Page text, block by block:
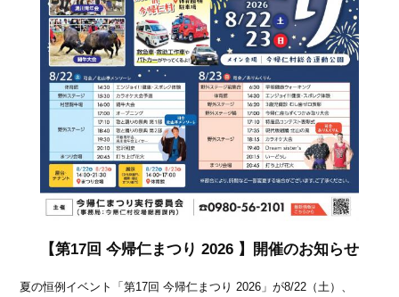
【第17回 今帰仁まつり 2026 】開催のお知らせ
夏の恒例イベント「第17回 今帰仁まつり 2026」が8/22（土）、